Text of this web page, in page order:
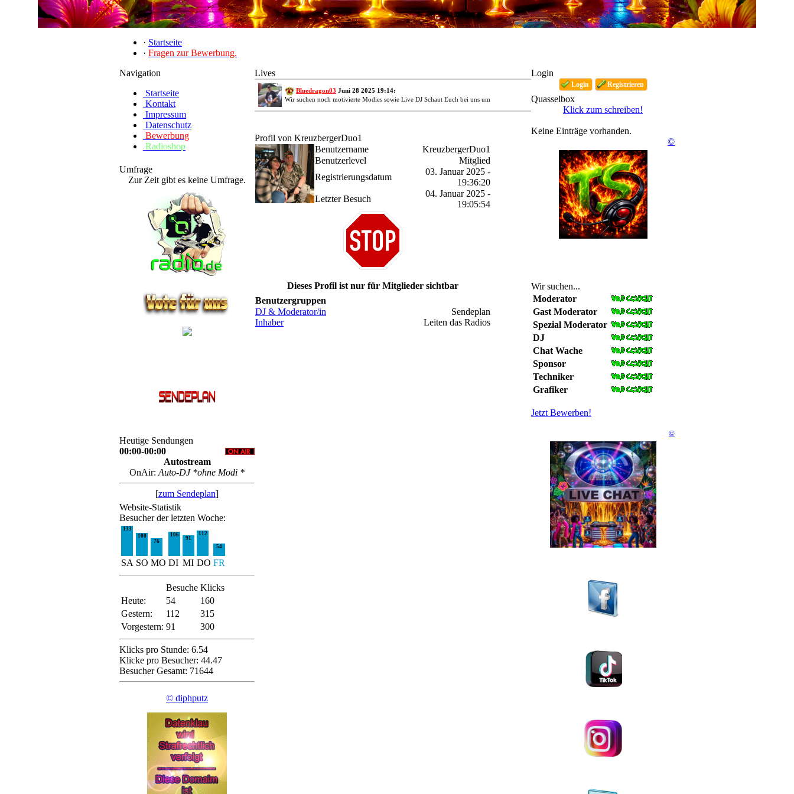
· Startseite
· Fragen zur Bewerbung.
Navigation
Startseite
Kontakt
Impressum
Datenschutz
Bewerbung
Radioshop
Umfrage
Zur Zeit gibt es keine Umfrage.
Heutige Sendungen
00:00-00:00
Autostream
OnAir: Auto-DJ *ohne Modi *
[zum Sendeplan]
Website-Statistik
Besucher der letzten Woche:
133
100
76
106
91
112
54
SA SO MO DI MI DO FR
Besuche Klicks
Heute:
54
160
Gestern:
112
315
Vorgestern: 91 300
Klicks pro Stunde: 6.54
Klicke pro Besucher: 44.47
Besucher Gesamt: 71644
© diphputz
Lives
Bluedragon03 Juni 28 2025 19:14:
Wir suchen noch motivierte Modies sowie Live DJ Schaut Euch bei uns um
Profil von KreuzbergerDuo1
Benutzername
KreuzbergerDuo1
Benutzerlevel
Mitglied
Registrierungsdatum
03. Januar 2025 -
19:36:20
Letzter Besuch
04. Januar 2025 -
19:05:54
Dieses Profil ist nur für Mitglieder sichtbar
Benutzergruppen
DJ & Moderator/in
Sendeplan
Inhaber
Leiten das Radios
Login
Login Registrieren
Quasselbox
Klick zum schreiben!
Keine Einträge vorhanden.
©
Wir suchen...
Moderator
Gast Moderator
Spezial Moderator
DJ
Chat Wache
Sponsor
Techniker
Grafiker
Jetzt Bewerben!
©